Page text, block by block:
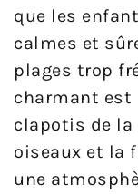
que les
calmes et
plages trop
charmant est
clapotis de la
oiseaux et la
une